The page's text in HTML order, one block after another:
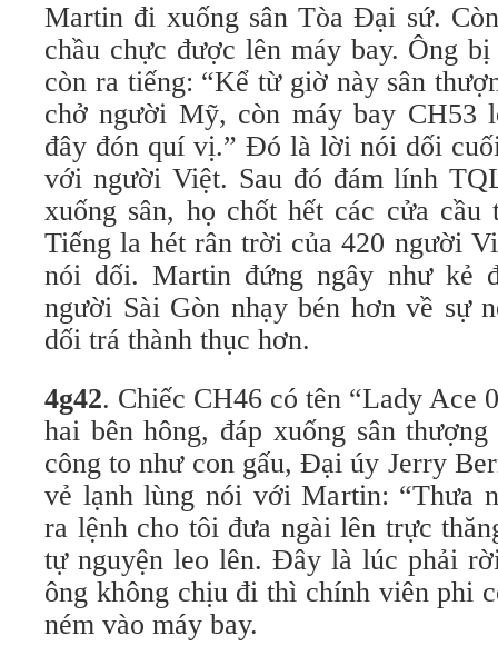
Martin đi xuống sân Tòa Đại sứ.
chầu chực được lên máy bay. Ông
còn ra tiếng: “Kể từ giờ này sân
chở người Mỹ, còn máy bay CH53
đây đón quí vị.” Đó là lời nói dối
với người Việt. Sau đó đám lính
xuống sân, họ chốt hết các cửa cầu
Tiếng la hét rân trời của 420 người
nói dối. Martin đứng ngây như kẻ
người Sài Gòn nhạy bén hơn về sự
dối trá thành thục hơn.
4g42. Chiếc CH46 có tên “Lady Ace
hai bên hông, đáp xuống sân
công to như con gấu, Đại úy Jerry
vẻ lạnh lùng nói với Martin: “Thưa
ra lệnh cho tôi đưa ngài lên trực
tự nguyện leo lên. Đây là lúc phải
ông không chịu đi thì chính viên phi
ném vào máy bay.